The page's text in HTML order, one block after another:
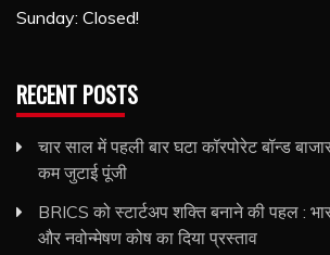
Sunday: Closed!
RECENT POSTS
चार साल में पहली बार घटा कॉरपोरेट बॉन्ड
कम जुटाई पूंजी
BRICS को स्टार्टअप शक्ति बनाने की पहल :
और नवोन्मेषण कोष का दिया प्रस्ताव